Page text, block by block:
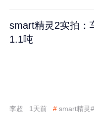
smart精灵2实拍：
1.1吨
李超 1天前 # smart精灵